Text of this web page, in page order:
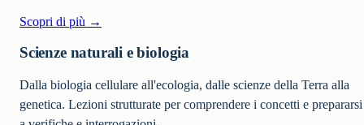
Scopri di più →
Scienze naturali e biologia
Dalla biologia cellulare all'ecologia, dalle scienze della Terra alla
genetica. Lezioni strutturate per comprendere i concetti e prepararsi